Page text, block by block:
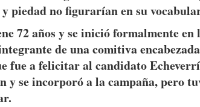
y piedad no figurarían en su
72 años y se inició formalmente
de una comitiva
fue a felicitar al candidato
y se incorporó a la campaña, pero